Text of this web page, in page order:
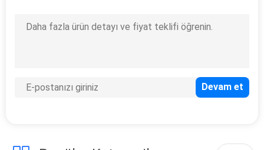
Diyaframlı Pompa